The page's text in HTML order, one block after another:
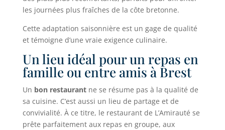
les journées plus fraîches de la côte bretonne.
Cette adaptation saisonnière est un gage de qualité
et témoigne d’une vraie exigence culinaire.
Un lieu idéal pour un repas en
famille ou entre amis à Brest
Un bon restaurantne se résume pas à la qualité de
sa cuisine. C’est aussi un lieu de partage et de
convivialité. À ce titre, le restaurant de L’Amirauté se
prête parfaitement aux repas en groupe, aux